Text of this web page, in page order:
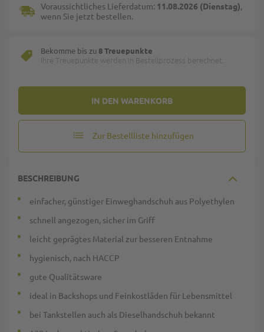
IN DEN WARENKORB
Voraussichtliches Lieferdatum: 11.08.2026 (Dienstag),
wenn Sie jetzt bestellen.
Bekomme bis zu 8 Treuepunkte
Ihre Treuepunkte werden in Bestellprozess berechnet.
Zur Bestellliste hinzufügen
BESCHREIBUNG
einfacher, günstiger Einweghandschuh aus Polyethylen
schnell angezogen, sicher im Griff
leicht geprägtes Material zur besseren Entnahme
hygienisch, nach HACCP
gute Qualitätsware
ideal in Backshops und Feinkostläden für Lebensmittel
bei Tankstellen auch als Dieselhandschuh bekannt